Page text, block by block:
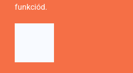
funkciód.